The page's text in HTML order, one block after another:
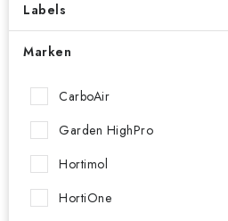
Labels
Marken
CarboAir
Garden HighPro
Hortimol
HortiOne